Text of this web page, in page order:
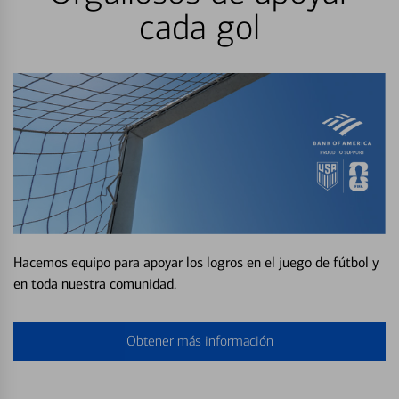
cada gol
Hacemos equipo para apoyar los logros en el juego de fútbol y
en toda nuestra comunidad.
Obtener más información